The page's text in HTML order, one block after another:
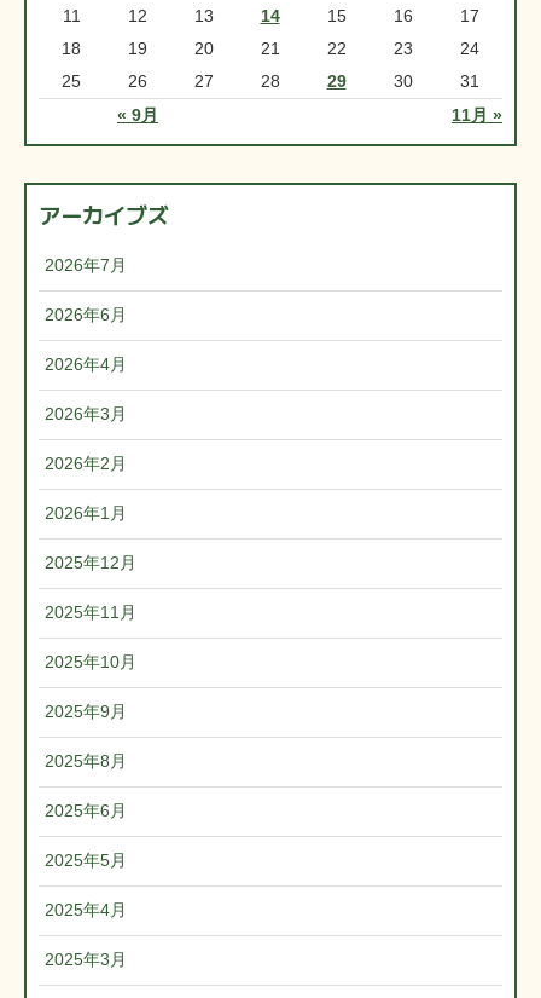
« 9月 11月 »
11
12 13 14 15 16
17
18
19 20 21 22 23
24
25
26 27 28 29 30 31
アーカイブズ
2026年7月
2026年6月
2026年4月
2026年3月
2026年2月
2026年1月
2025年12月
2025年11月
2025年10月
2025年9月
2025年8月
2025年6月
2025年5月
2025年4月
2025年3月